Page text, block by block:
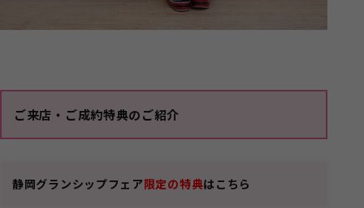
ご来店・ご成約特典のご紹介
静岡グランシップフェア限定の特典はこちら